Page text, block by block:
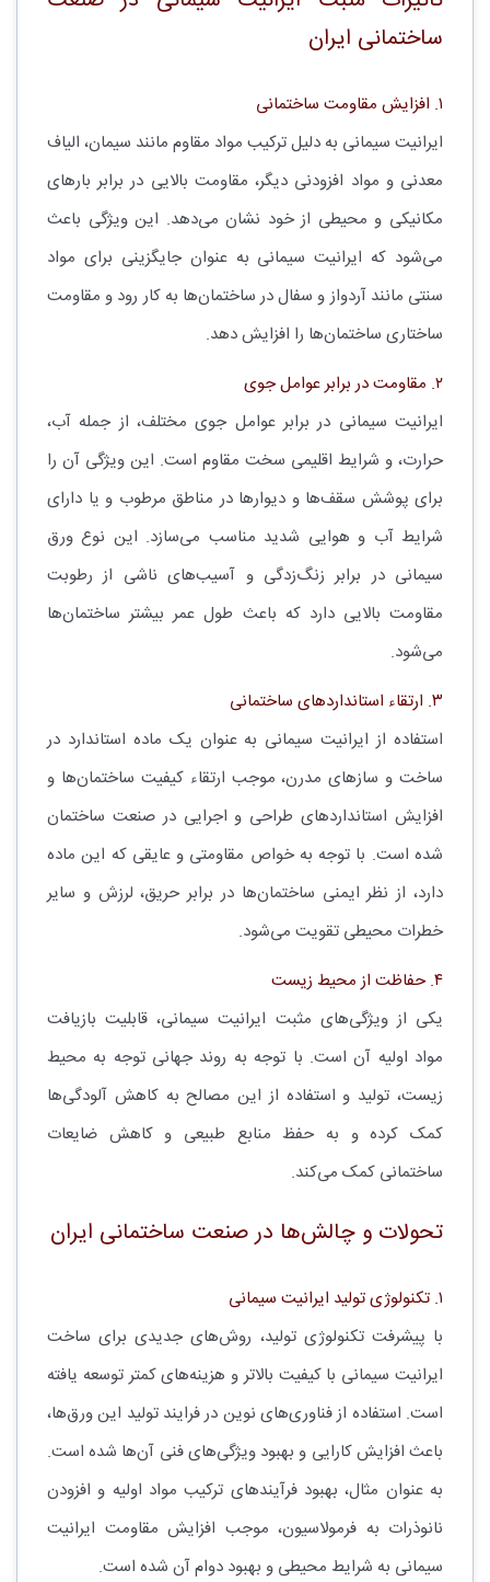
ساختمانی ایران
۱. افزایش مقاومت ساختمانی
ایرانیت سیمانی به دلیل ترکیب مواد مقاوم مانند سیمان، الیاف
معدنی و مواد افزودنی دیگر، مقاومت بالایی در برابر بارهای
مکانیکی و محیطی از خود نشان می‌دهد. این ویژگی باعث
می‌شود که ایرانیت سیمانی به عنوان جایگزینی برای مواد
سنتی مانند آردواز و سفال در ساختمان‌ها به کار رود و مقاومت
ساختاری ساختمان‌ها را افزایش دهد.
۲. مقاومت در برابر عوامل جوی
ایرانیت سیمانی در برابر عوامل جوی مختلف، از جمله آب،
حرارت، و شرایط اقلیمی سخت مقاوم است. این ویژگی آن را
برای پوشش سقف‌ها و دیوارها در مناطق مرطوب و یا دارای
شرایط آب و هوایی شدید مناسب می‌سازد. این نوع ورق
سیمانی در برابر زنگ‌زدگی و آسیب‌های ناشی از رطوبت
مقاومت بالایی دارد که باعث طول عمر بیشتر ساختمان‌ها
می‌شود.
۳. ارتقاء استانداردهای ساختمانی
استفاده از ایرانیت سیمانی به عنوان یک ماده استاندارد در
ساخت و سازهای مدرن، موجب ارتقاء کیفیت ساختمان‌ها و
افزایش استانداردهای طراحی و اجرایی در صنعت ساختمان
شده است. با توجه به خواص مقاومتی و عایقی که این ماده
دارد، از نظر ایمنی ساختمان‌ها در برابر حریق، لرزش و سایر
خطرات محیطی تقویت می‌شود.
۴. حفاظت از محیط زیست
یکی از ویژگی‌های مثبت ایرانیت سیمانی، قابلیت بازیافت
مواد اولیه آن است. با توجه به روند جهانی توجه به محیط
زیست، تولید و استفاده از این مصالح به کاهش آلودگی‌ها
کمک کرده و به حفظ منابع طبیعی و کاهش ضایعات
ساختمانی کمک می‌کند.
تحولات و چالش‌ها در صنعت ساختمانی ایران
۱. تکنولوژی تولید ایرانیت سیمانی
با پیشرفت تکنولوژی تولید، روش‌های جدیدی برای ساخت
ایرانیت سیمانی با کیفیت بالاتر و هزینه‌های کمتر توسعه یافته
است. استفاده از فناوری‌های نوین در فرایند تولید این ورق‌ها،
باعث افزایش کارایی و بهبود ویژگی‌های فنی آن‌ها شده است.
به عنوان مثال، بهبود فرآیندهای ترکیب مواد اولیه و افزودن
نانوذرات به فرمولاسیون، موجب افزایش مقاومت ایرانیت
سیمانی به شرایط محیطی و بهبود دوام آن شده است.